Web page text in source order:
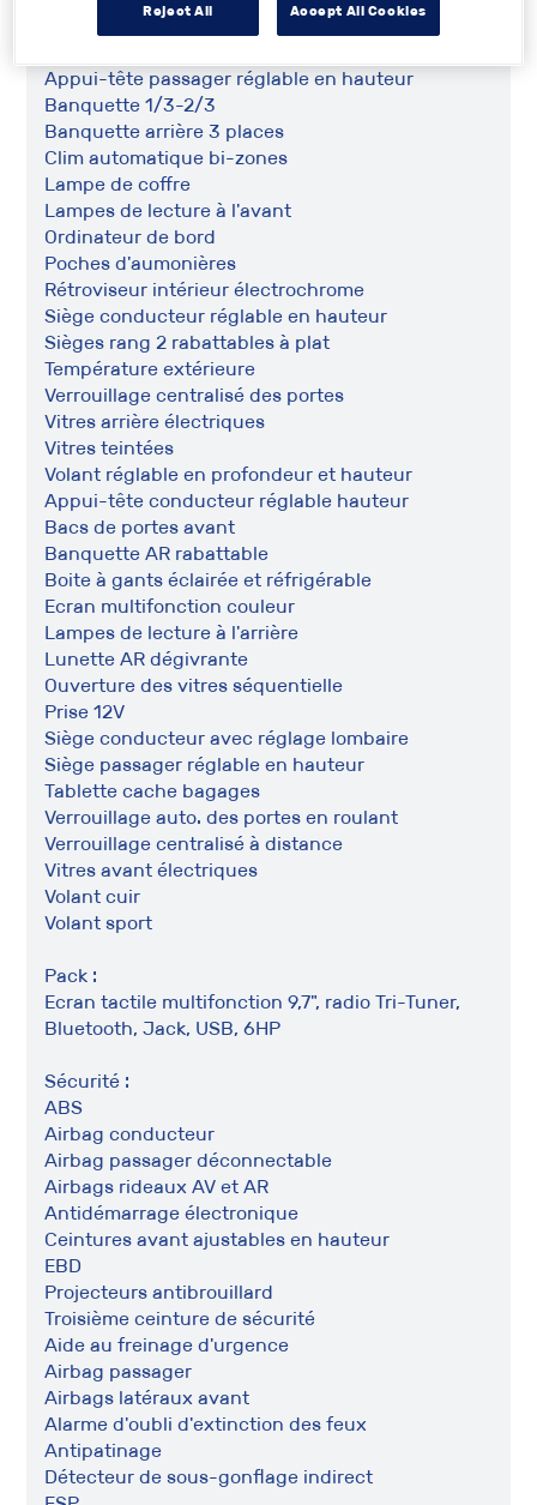
Appui-tête passager réglable en hauteur
Banquette 1/3-2/3
Banquette arrière 3 places
Clim automatique bi-zones
Lampe de coffre
Lampes de lecture à l'avant
Ordinateur de bord
Poches d'aumonières
Rétroviseur intérieur électrochrome
Siège conducteur réglable en hauteur
Sièges rang 2 rabattables à plat
Température extérieure
Verrouillage centralisé des portes
Vitres arrière électriques
Vitres teintées
Volant réglable en profondeur et hauteur
Appui-tête conducteur réglable hauteur
Bacs de portes avant
Banquette AR rabattable
Boite à gants éclairée et réfrigérable
Ecran multifonction couleur
Lampes de lecture à l'arrière
Lunette AR dégivrante
Ouverture des vitres séquentielle
Prise 12V
Siège conducteur avec réglage lombaire
Siège passager réglable en hauteur
Tablette cache bagages
Verrouillage auto. des portes en roulant
Verrouillage centralisé à distance
Vitres avant électriques
Volant cuir
Volant sport
Pack :
Ecran tactile multifonction 9,7", radio Tri-Tuner,
Bluetooth, Jack, USB, 6HP
Sécurité :
ABS
Airbag conducteur
Airbag passager déconnectable
Airbags rideaux AV et AR
Antidémarrage électronique
Ceintures avant ajustables en hauteur
EBD
Projecteurs antibrouillard
Troisième ceinture de sécurité
Aide au freinage d'urgence
Airbag passager
Airbags latéraux avant
Alarme d'oubli d'extinction des feux
Antipatinage
Détecteur de sous-gonflage indirect
Reject All Accept All Cookies